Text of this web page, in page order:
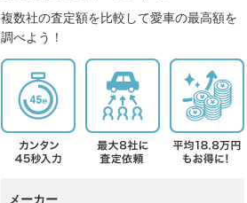
複数社の査定額を比較して愛車の最高額を
調べよう！
メーカー